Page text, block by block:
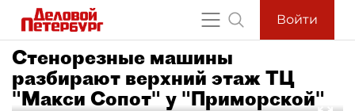
Войти
Стенорезные машины
разбирают верхний этаж ТЦ
"Макси Сопот" у "Приморской"